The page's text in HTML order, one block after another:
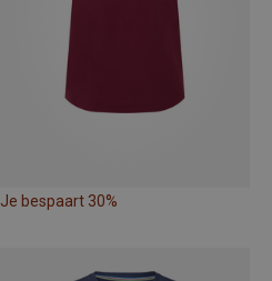
Je bespaart 30%